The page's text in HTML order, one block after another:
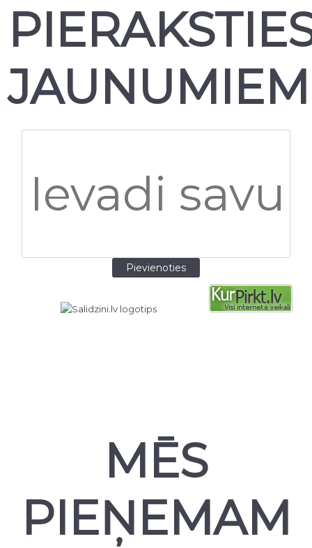
JAUNUMIEM
MĒS
PIEŅEMAM